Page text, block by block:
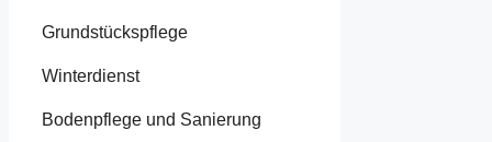
Grundstückspflege
Winterdienst
Bodenpflege und Sanierung